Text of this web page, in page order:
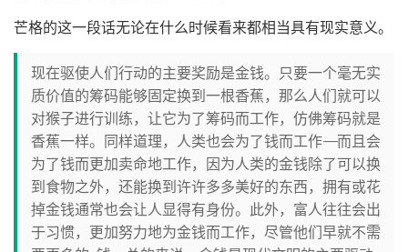
芒格的这一段话无论在什么时候看来都相当具有现实意义。
现在驱使人们行动的主要奖励是金钱。只要一个毫无实
质价值的筹码能够固定换到一根香蕉，那么人们就可以
对猴子进行训练，让它为了筹码而工作，仿佛筹码就是
香蕉一样。同样道理，人类也会为了钱而工作——而且会
为了钱而更加卖命地工作，因为人类的金钱除了可以换
到食物之外，还能换到许许多多美好的东西，拥有或花
掉金钱通常也会让人显得有身份。此外，富人往往会出
于习惯，更加努力地为金钱而工作，尽管他们早就不需